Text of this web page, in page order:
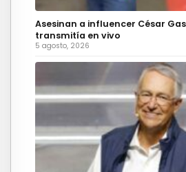
Asesinan a influencer César
transmitía en vivo
5 agosto, 2026